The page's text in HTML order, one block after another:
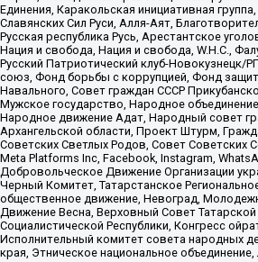
Единения, Каракольская инициативная
Славянских Сил Руси, Алля-Аят,
Русская республика Русь, Арестантское
Нация и свобода, Нация и свобода, W.H.С.,
Русский Патриотический клуб-Новокузнецк/
союз, Фонд борьбы с коррупцией, Фонд
Навального, Совет граждан СССР
Мужское государство, Народное
Народное движение Адат, Народный совет
Архангельской области, Проект Штурм,
Советских Светлых Родов, Совет Советских
Meta Platforms Inc, Facebook, Instagram,
Добровольческое Движение Организации
Черный Комитет, Татарстанское
общественное движение, Невоград,
Движение Весна, Верховный Совет
Социалистической Республики, Конгресс
Исполнительный комитет совета народных
края, Этническое национальное